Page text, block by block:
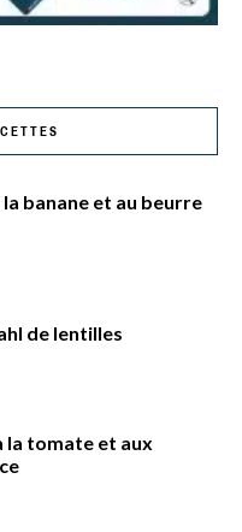
banane et au beurre
de lentilles
la tomate et aux